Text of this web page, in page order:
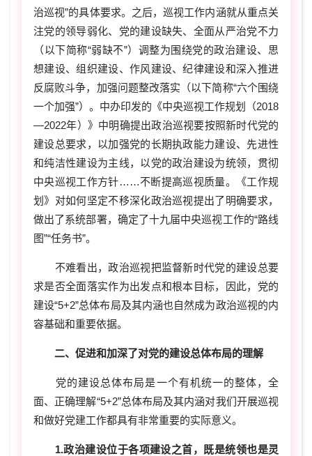
治巡视”的具体要求。之后，巡视工作内涵就从重点关
注党的领导弱化、党的建设缺失、全面从严治党不力
（以下简称“弱缺不”）调整为围绕党的政治建设、思
想建设、组织建设、作风建设、纪律建设和深入推进
反腐败斗争，加强问题整改落实（以下简称“六个围绕
一个加强”）。中办印发的《中央巡视工作规划（2018
—2022年）》中明确提出政治巡视要按照新时代党的
建设总要求，以加强党的长期执政能力建设、先进性
和纯洁性建设为主线，以党的政治建设为统领，贯彻
中央巡视工作方针……不断提高巡视质量。《工作规
划》对如何坚定不移深化政治巡视提出了明确要求，
做出了系统部署，确定了十九届中央巡视工作的“路线
图”“任务书”。
不难看出，政治巡视把监督新时代党的建设总要
求是否全面落实作为出发点和根本目标，因此，党的
建设“5+2”总体布局及其内涵也自然成为政治巡视的内
容基础和重要依据。
二、促进和加深了对党的建设总体布局的理解
党的建设总体布局是一个有机统一的整体，全
面、正确理解“5+2”总体布局及其内涵对我们开展巡视
和做好党建工作都具有非常重要的实际意义。
1.政治建设位于各项建设之首，既是统领也是灵